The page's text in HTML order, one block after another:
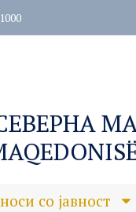
со јавност